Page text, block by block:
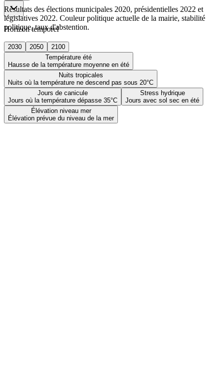
Horizon temporel
2030 2050
2100
Température été
Hausse de la température moyenne en été
Nuits tropicales
Nuits où la température ne descend pas sous 20°C
Jours de canicule
Jours où la température dépasse 35°C
Stress hydrique
Jours avec sol sec en été
Élévation niveau mer
Élévation prévue du niveau de la mer
Résultats des élections municipales 2020, présidentielles 2022 et
législatives 2022. Couleur politique actuelle de la mairie, stabilité
politique, taux d'abstention.